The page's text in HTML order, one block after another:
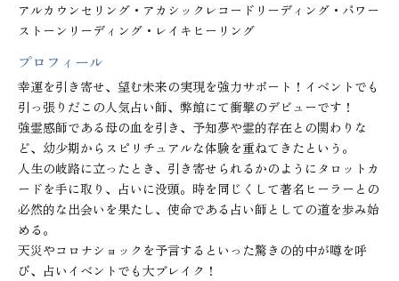
アルカウンセリング・アカシックレコードリーディング・パワー
ストーンリーディング・レイキヒーリング
プロフィール
幸運を引き寄せ、望む未来の実現を強力サポート！イベントでも
引っ張りだこの人気占い師、弊館にて衝撃のデビューです！
強霊感師である母の血を引き、予知夢や霊的存在との関わりな
ど、幼少期からスピリチュアルな体験を重ねてきたという。
人生の岐路に立ったとき、引き寄せられるかのようにタロットカ
ードを手に取り、占いに没頭。時を同じくして著名ヒーラーとの
必然的な出会いを果たし、使命である占い師としての道を歩み始
める。
天災やコロナショックを予言するといった驚きの的中が噂を呼
び、占いイベントでも大ブレイク！